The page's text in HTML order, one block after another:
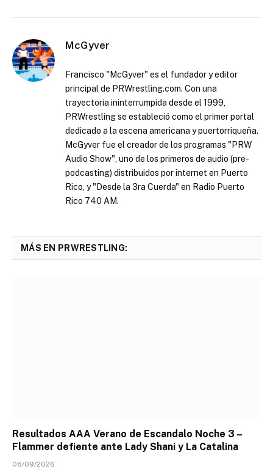
McGyver
Francisco "McGyver" es el fundador y editor
principal de PRWrestling.com. Con una
trayectoria ininterrumpida desde el 1999,
PRWrestling se estableció como el primer portal
dedicado a la escena americana y puertorriqueña.
McGyver fue el creador de los programas "PRW
Audio Show", uno de los primeros de audio (pre-
podcasting) distribuidos por internet en Puerto
Rico, y "Desde la 3ra Cuerda" en Radio Puerto
Rico 740 AM.
MÁS EN PRWRESTLING:
Resultados AAA Verano de Escandalo Noche 3 –
Flammer defiente ante Lady Shani y La Catalina
08/09/2026